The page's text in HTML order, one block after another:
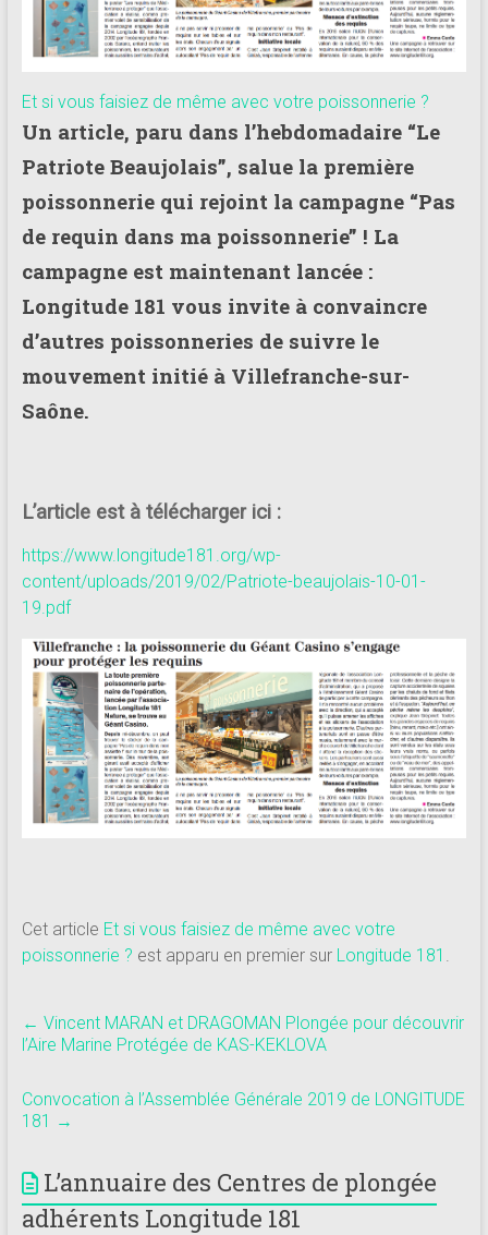
centres
de
adhérents
Longitude
Et si vous faisiez de même avec votre poissonnerie ?
Un article, paru dans l’hebdomadaire “Le
Patriote Beaujolais”, salue la première
poissonnerie qui rejoint la campagne “Pas
de requin dans ma poissonnerie” ! La
campagne est maintenant lancée :
Longitude 181 vous invite à convaincre
d’autres poissonneries de suivre le
mouvement initié à Villefranche-sur-
Saône.
L’article est à télécharger ici :
https://www.longitude181.org/wp-
content/uploads/2019/02/Patriote-beaujolais-10-01-
19.pdf
Cet article Et si vous faisiez de même avec votre
poissonnerie ? est apparu en premier sur Longitude 181 .
← Vincent MARAN et DRAGOMAN Plongée pour découvrir
l’Aire Marine Protégée de KAS-KEKLOVA
Convocation à l’Assemblée Générale 2019 de LONGITUDE
181 →
L’annuaire des Centres de plongée
adhérents Longitude 181